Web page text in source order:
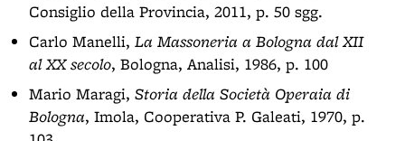
Consiglio della Provincia, 2011, p. 50 sgg.
Carlo Manelli, La Massoneria a Bologna dal XII
al XX secolo, Bologna, Analisi, 1986, p. 100
Mario Maragi, Storia della Società Operaia di
Bologna, Imola, Cooperativa P. Galeati, 1970, p.